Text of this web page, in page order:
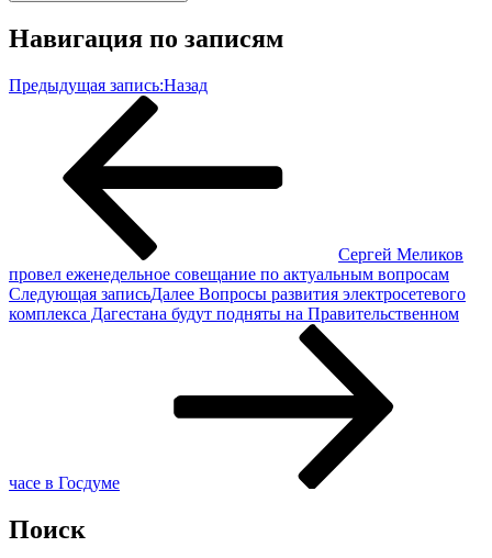
Навигация по записям
Предыдущая запись:Назад
Сергей Меликов
провел еженедельное совещание по актуальным вопросам
Следующая записьДалее Вопросы развития электросетевого
комплекса Дагестана будут подняты на Правительственном
часе в Госдуме
Поиск